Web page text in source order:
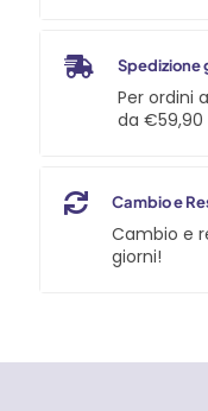
Spedizione
Per ordini
da €59,90
Cambio e
Cambio e
giorni!